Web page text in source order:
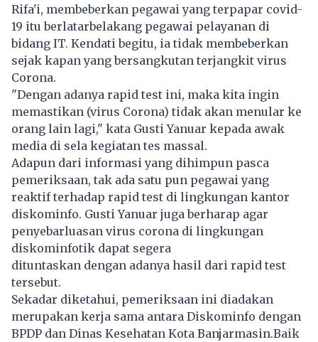
Rifa'i, membeberkan pegawai yang terpapar covid-
19 itu berlatarbelakang pegawai pelayanan di
bidang IT. Kendati begitu, ia tidak membeberkan
sejak kapan yang bersangkutan terjangkit virus
Corona.
"Dengan adanya rapid test ini, maka kita ingin
memastikan (virus Corona) tidak akan menular ke
orang lain lagi," kata Gusti Yanuar kepada awak
media di sela kegiatan tes massal.
Adapun dari informasi yang dihimpun pasca
pemeriksaan, tak ada satu pun pegawai yang
reaktif terhadap rapid test di lingkungan kantor
diskominfo. Gusti Yanuar juga berharap agar
penyebarluasan virus corona di lingkungan
diskominfotik dapat segera
dituntaskan dengan adanya hasil dari rapid test
tersebut.
Sekadar diketahui, pemeriksaan ini diadakan
merupakan kerja sama antara Diskominfo dengan
BPDP dan Dinas Kesehatan Kota Banjarmasin.Baik